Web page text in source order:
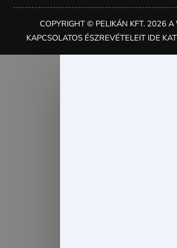
COPYRIGHT © PELIKÁN KFT. 2026
KAPCSOLATOS ÉSZREVÉTELEIT IDE